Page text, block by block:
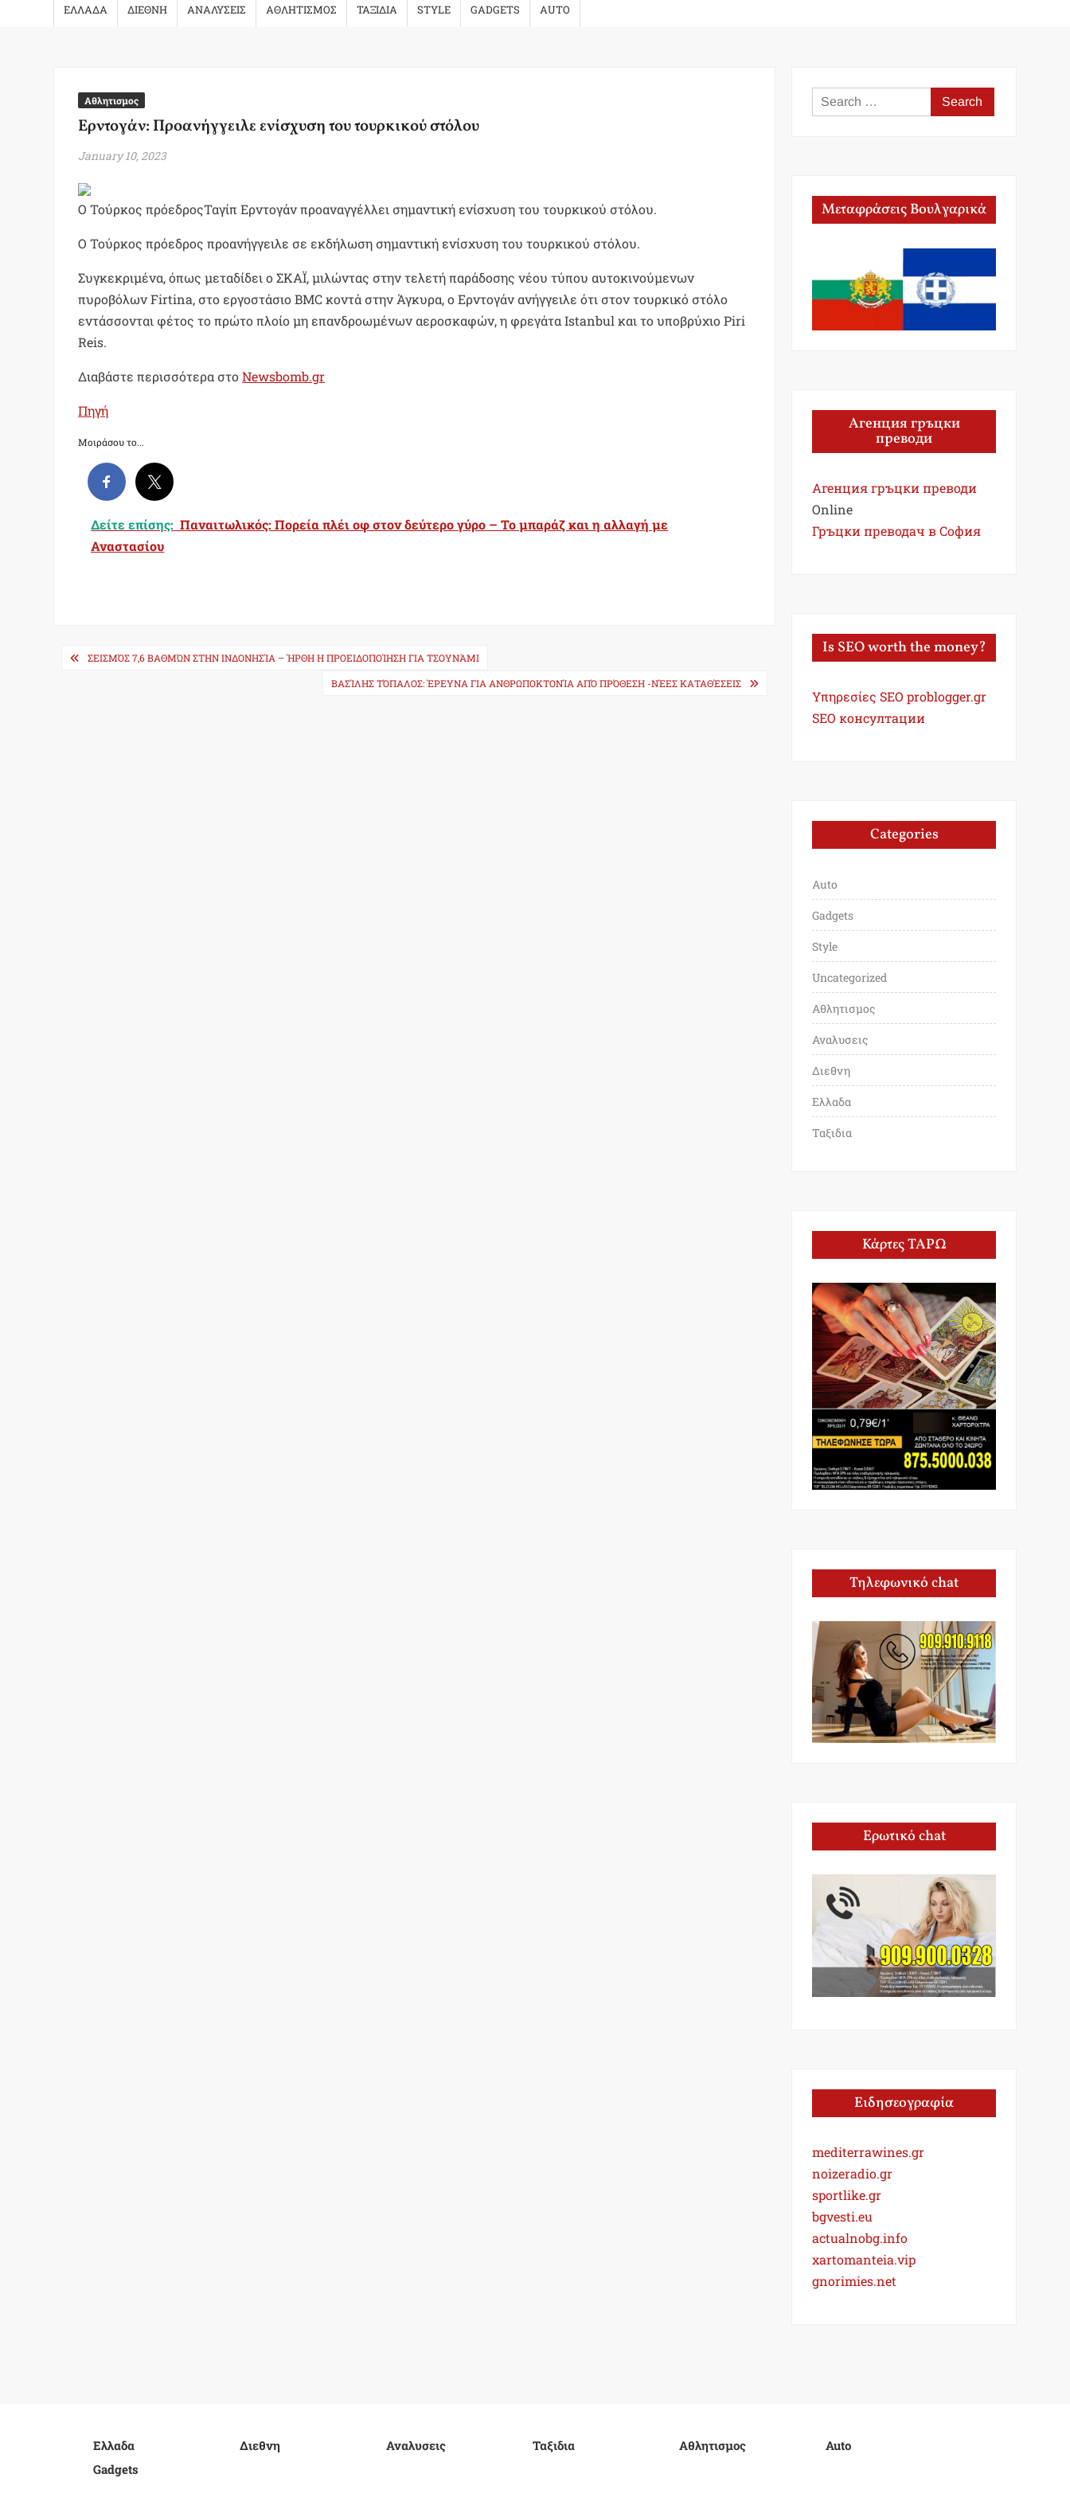
ΕΛΛΑΔΑ ΔΙΕΘΝΗ ΑΝΑΛΥΣΕΙΣ ΑΘΛΗΤΙΣΜΟΣ ΤΑΞΙΔΙΑ STYLE GADGETS AUTO
Αθλητισμος
Ερντογάν: Προανήγγειλε ενίσχυση του τουρκικού στόλου
January 10, 2023
Ο Τούρκος πρόεδροςΤαγίπ Ερντογάν προαναγγέλλει σημαντική ενίσχυση του τουρκικού στόλου.
Ο Τούρκος πρόεδρος προανήγγειλε σε εκδήλωση σημαντική ενίσχυση του τουρκικού στόλου.
Συγκεκριμένα, όπως μεταδίδει ο ΣΚΑΪ, μιλώντας στην τελετή παράδοσης νέου τύπου αυτοκινούμενων
πυροβόλων Firtina, στο εργοστάσιο BMC κοντά στην Άγκυρα, ο Ερντογάν ανήγγειλε ότι στον τουρκικό στόλο
εντάσσονται φέτος το πρώτο πλοίο μη επανδροωμένων αεροσκαφών, η φρεγάτα Istanbul και το υποβρύχιο Piri
Reis.
Διαβάστε περισσότερα στοNewsbomb.gr
Πηγή
Μοιράσου το...
Δείτε επίσης: Παναιτωλικός: Πορεία πλέι οφ στον δεύτερο γύρο – Το μπαράζ και η αλλαγή με
Αναστασίου
PostΣΕΙΣΜΌΣ 7,6 ΒΑΘΜΏΝ ΣΤΗΝ ΙΝΔΟΝΗΣΊΑ – ΉΡΘΗ Η ΠΡΟΕΙΔΟΠΟΊΗΣΗ ΓΙΑ ΤΣΟΥΝΆΜΙ
ΒΑΣΊΛΗΣ ΤΌΠΑΛΟΣ: ΈΡΕΥΝΑ ΓΙΑ ΑΝΘΡΩΠΟΚΤΟΝΊΑ ΑΠΌ ΠΡΌΘΕΣΗ -ΝΈΕΣ ΚΑΤΑΘΈΣΕΙΣ
Search
for:
Μεταφράσεις Βουλγαρικά
Агенция гръцки
преводи
Агенция гръцки преводи
Online
Гръцки преводач в София
Is SEO worth the money?
Υπηρεσίες SEO problogger.gr
SEO консултации
Categories
Auto
Gadgets
Style
Uncategorized
Αθλητισμος
Αναλυσεις
Διεθνη
Ελλαδα
Ταξιδια
Κάρτες ΤΑΡΩ
Τηλεφωνικό chat
Ερωτικό chat
Ειδησεογραφία
mediterrawines.gr
noizeradio.gr
sportlike.gr
bgvesti.eu
actualnobg.info
xartomanteia.vip
gnorimies.net
Ελλαδα Διεθνη Αναλυσεις Ταξιδια Αθλητισμος
Auto
Gadgets